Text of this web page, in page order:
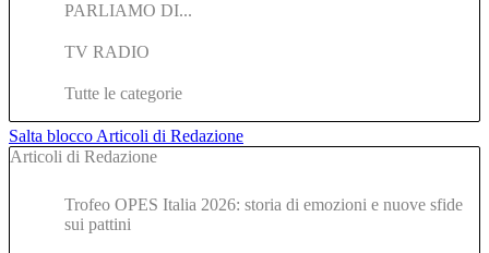
PARLIAMO DI...
TV RADIO
Tutte le categorie
Salta blocco Articoli di Redazione
Articoli di Redazione
Trofeo OPES Italia 2026: storia di emozioni e nuove sfide
sui pattini